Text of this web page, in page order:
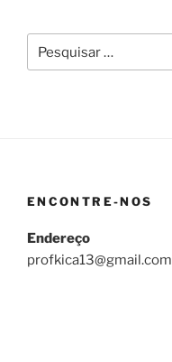
Pesquisar
por:
ENCONTRE-NOS
Endereço
profkica13@gmail.com